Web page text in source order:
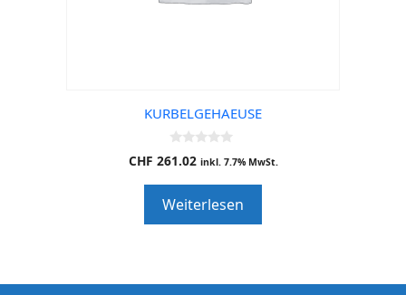
KURBELGEHAEUSE
0
o
o
f
5
CHF 261.02 inkl. 7.7% MwSt.
Weiterlesen